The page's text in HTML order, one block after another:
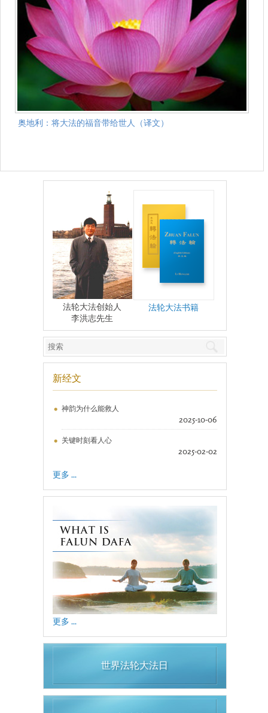
奥地利：将大法的福音带给世人（译文）
法轮大法创始人
李洪志先生
法轮大法书籍
新经文
神韵为什么能救人
2025-10-06
关键时刻看人心
2025-02-02
更多 ...
更多 ...
世界法轮大法日